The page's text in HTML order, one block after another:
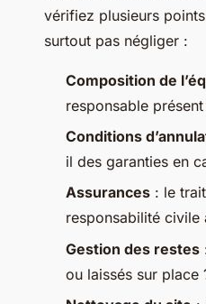
vérifiez plusieurs
surtout pas négliger :
Composition de
responsable
Conditions
il des garanties en
Assurances : le
responsabilité civile
Gestion des restes
ou laissés sur place